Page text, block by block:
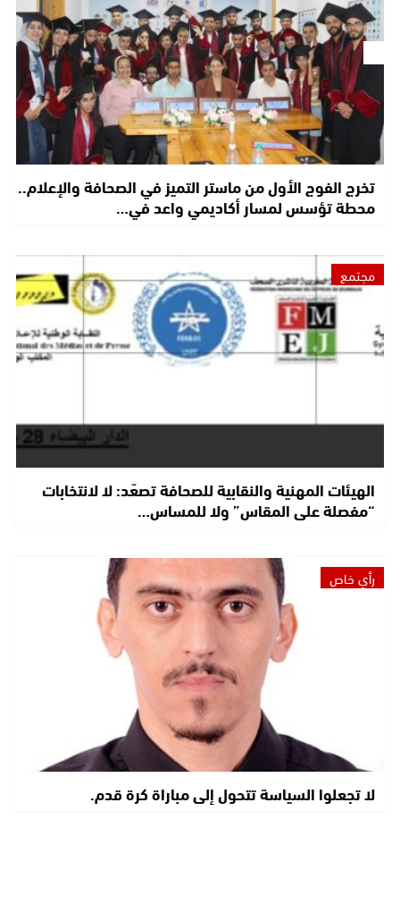
تخرج الفوج الأول من ماستر التميز في الصحافة والإعلام..
محطة تؤسس لمسار أكاديمي واعد في…
مجتمع
الهيئات المهنية والنقابية للصحافة تصعّد: لا لانتخابات
“مفصلة على المقاس” ولا للمساس…
رأي خاص
لا تجعلوا السياسة تتحول إلى مباراة كرة قدم.